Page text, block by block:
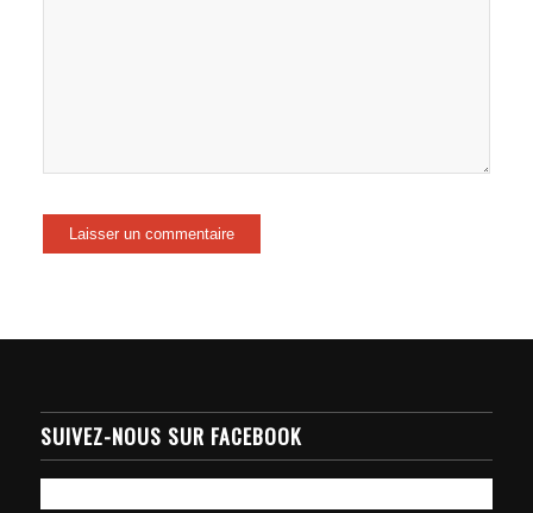
SUIVEZ-NOUS SUR FACEBOOK